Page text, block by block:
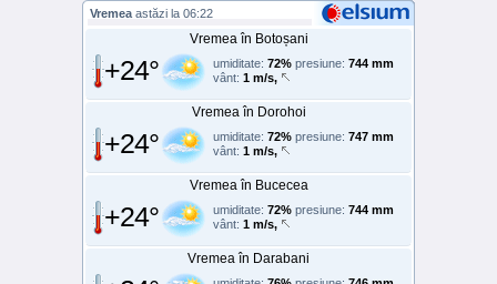
Vremea astăzi la 06:22
Vremea în Botoșani
+24° umiditate: 72% presiune: 744 mm
vânt: 1 m/s,
Vremea în Dorohoi
+24° umiditate: 72% presiune: 747 mm
vânt: 1 m/s,
Vremea în Bucecea
+24° umiditate: 72% presiune: 744 mm
vânt: 1 m/s,
Vremea în Darabani